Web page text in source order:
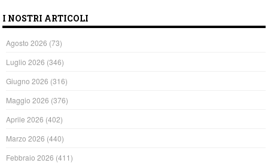
I NOSTRI ARTICOLI
Agosto 2026 (73)
Luglio 2026 (346)
Giugno 2026 (316)
Maggio 2026 (376)
Aprile 2026 (402)
Marzo 2026 (440)
Febbraio 2026 (411)